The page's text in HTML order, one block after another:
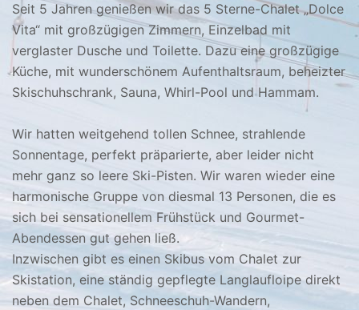
Seit 5 Jahren genießen wir das 5 Sterne-Chalet „Dolce
Vita“ mit großzügigen Zimmern, Einzelbad mit
verglaster Dusche und Toilette. Dazu eine großzügige
Küche, mit wunderschönem Aufenthaltsraum, beheizter
Skischuhschrank, Sauna, Whirl-Pool und Hammam.
Wir hatten weitgehend tollen Schnee, strahlende
Sonnentage, perfekt präparierte, aber leider nicht
mehr ganz so leere Ski-Pisten. Wir waren wieder eine
harmonische Gruppe von diesmal 13 Personen, die es
sich bei sensationellem Frühstück und Gourmet-
Abendessen gut gehen ließ.
Inzwischen gibt es einen Skibus vom Chalet zur
Skistation, eine ständig gepflegte Langlaufloipe direkt
neben dem Chalet, Schneeschuh-Wandern,